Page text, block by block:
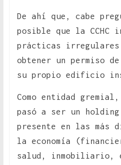
De ahí que, cabe
posible que la CCHC
prácticas irregulares
obtener un permiso
su propio edificio
Como entidad gremial,
pasó a ser un
presente en las más
la economía
salud, inmobiliario,